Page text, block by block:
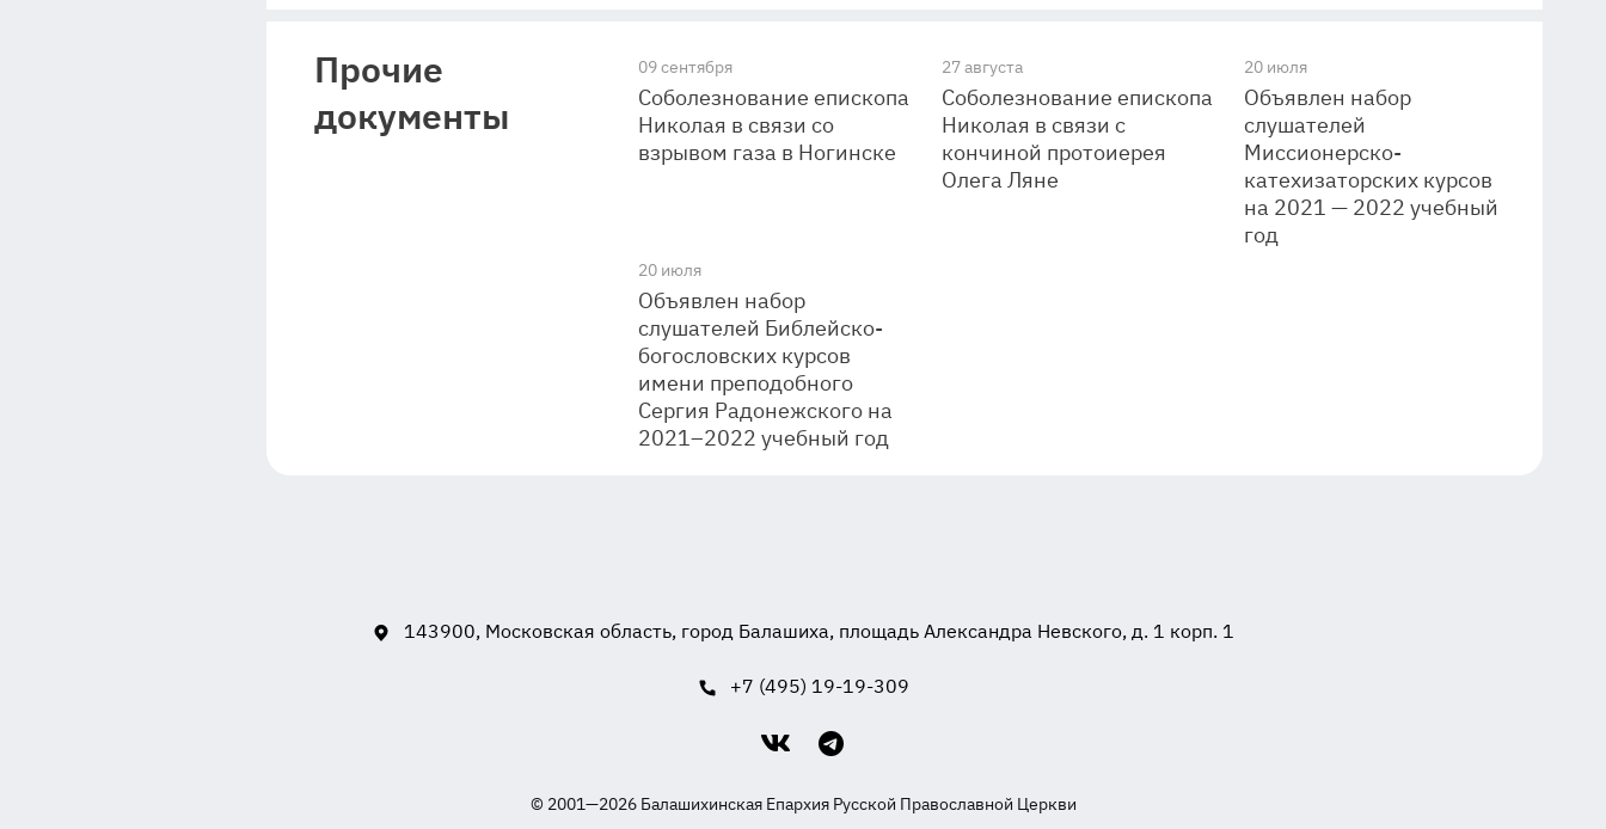
Прочие
документы
09 сентября
Соболезнование епископа
Николая в связи со
взрывом газа в Ногинске
27 августа
Соболезнование епископа
Николая в связи с
кончиной протоиерея
Олега Ляне
20 июля
Объявлен набор
слушателей
Миссионерско-
катехизаторских курсов
на 2021 — 2022 учебный
год
20 июля
Объявлен набор
слушателей Библейско-
богословских курсов
имени преподобного
Сергия Радонежского на
2021–2022 учебный год
143900, Московская область, город Балашиха, площадь Александра Невского, д. 1 корп. 1
+7 (495) 19-19-309
© 2001—2026 Балашихинская Епархия Русской Православной Церкви